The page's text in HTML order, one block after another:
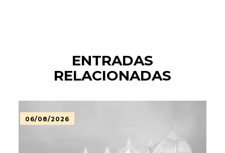
ENTRADAS
RELACIONADAS
06/08/2026